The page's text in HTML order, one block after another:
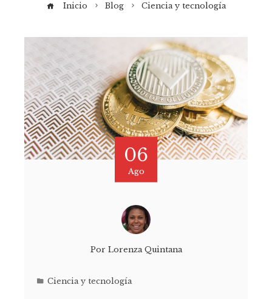
Inicio Blog Ciencia y tecnología
06
Ago
Por Lorenza Quintana
Ciencia y tecnología